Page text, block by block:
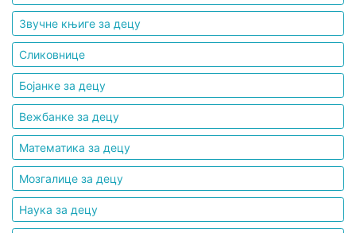
Звучне књиге за децу
Сликовнице
Бојанке за децу
Вежбанке за децу
Математика за децу
Мозгалице за децу
Наука за децу